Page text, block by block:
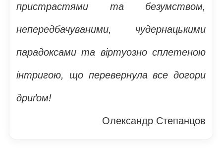
пристрастями та безумством,
непередбачуваними, чудернацькими
парадоксами та віртуозно сплетеною
інтригою, що перевернула все догори
дриґом!
Олександр Степанцов